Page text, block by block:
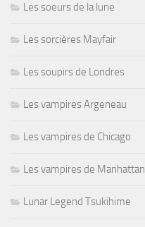
Les soeurs de la lune
Les sorcières Mayfair
Les soupirs de Londres
Les vampires Argeneau
Les vampires de Chicago
Les vampires de Manhattan
Lunar Legend Tsukihime